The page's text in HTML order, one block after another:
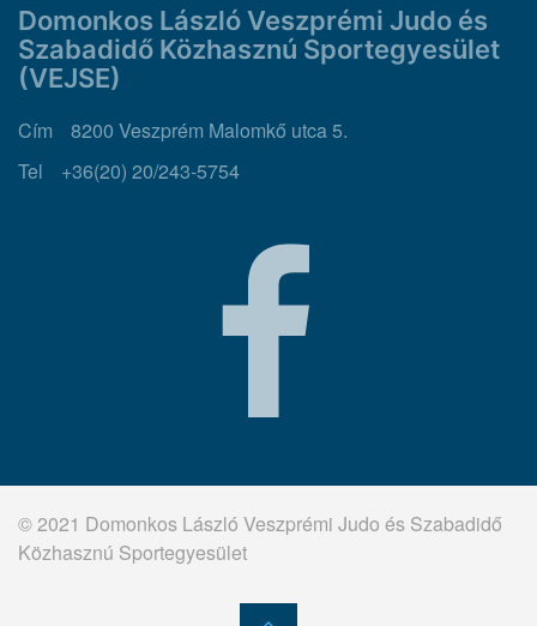
Domonkos László Veszprémi Judo és
Szabadidő Közhasznú Sportegyesület
(VEJSE)
Cím
8200 Veszprém Malomkő utca 5.
Tel
+36(20) 20/243-5754
© 2021 Domonkos László Veszprémi Judo és Szabadidő
Közhasznú Sportegyesület